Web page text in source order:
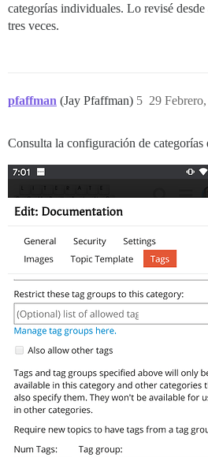
categorías individuales. Lo revisé
tres veces.
pfaffman (Jay Pfaffman) 29
5
Consulta la configuración de categorías